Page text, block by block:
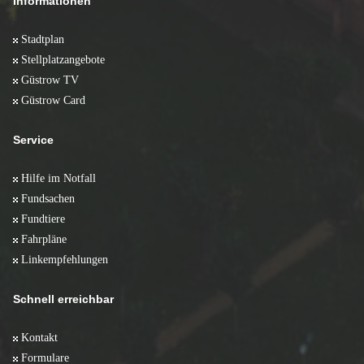
Stadtplan
Stellplatzangebote
Güstrow TV
Güstrow Card
Service
Hilfe im Notfall
Fundsachen
Fundtiere
Fahrpläne
Linkempfehlungen
Schnell erreichbar
Kontakt
Formulare